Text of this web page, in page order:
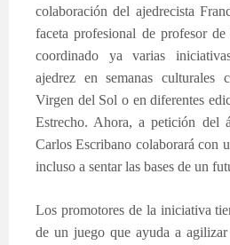
colaboración del ajedrecista
faceta profesional de profesor
coordinado ya varias
ajedrez en semanas culturales
Virgen del Sol o en diferentes
Estrecho. Ahora, a petición del
Carlos Escribano colaborará con
incluso a sentar las bases de un
Los promotores de la iniciativa
de un juego que ayuda a